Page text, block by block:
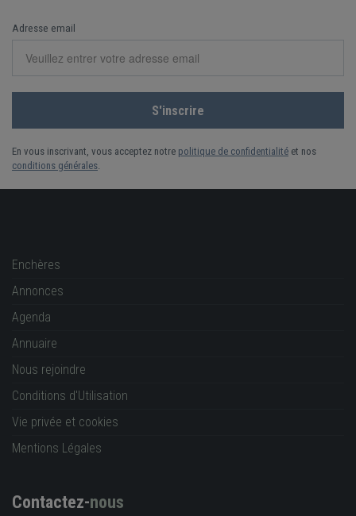
Adresse email
En vous inscrivant, vous acceptez notre politique de confidentialité et nos
conditions générales
Enchères
Annonces
Agenda
Annuaire
Nous rejoindre
Conditions d'Utilisation
Vie privée et cookies
Mentions Légales
Contactez-nous